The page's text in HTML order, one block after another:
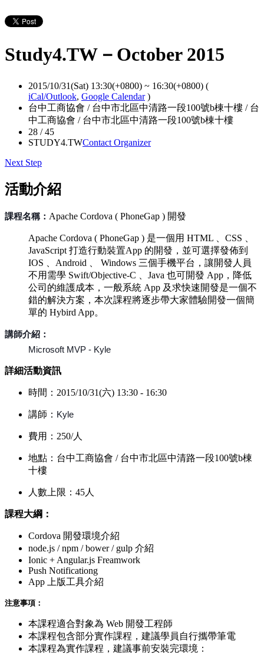
Study4.TW－October 2015
2015/10/31(Sat) 13:30(+0800) ~ 16:30(+0800) (
iCal/Outlook, Google Calendar)
台中工商協會 / 台中市北區中清路一段100號b棟十樓 / 台
中工商協會 / 台中市北區中清路一段100號b棟十樓
28 / 45
STUDY4.TWContact Organizer
Next Step
活動介紹
課程名稱： Apache Cordova ( PhoneGap ) 開發
Apache Cordova ( PhoneGap ) 是一個用 HTML 、CSS 、
JavaScript 打造行動裝置App 的開發，並可選擇發佈到
IOS 、Android 、 Windows 三個手機平台，讓開發人員
不用需學 Swift/Objective-C 、Java 也可開發 App，降低
公司的維護成本，一般系統 App 及求快速開發是一個不
錯的解決方案，本次課程將逐步帶大家體驗開發一個簡
單的 Hybird App。
講師介紹：
Microsoft MVP - Kyle
詳細活動資訊
時間：2015/10/31(六) 13:30 - 16:30
講師： Kyle
費用：250/人
地點：台中工商協會 / 台中市北區中清路一段100號b棟
十樓
人數上限：45人
課程大綱：
Cordova 開發環境介紹
node.js / npm / bower / gulp 介紹
Ionic + Angular.js Freamwork
Push Notificationg
App 上版工具介紹
注意事項：
本課程適合對象為 Web 開發工程師
本課程包含部分實作課程，建議學員自行攜帶筆電
本課程為實作課程，建議事前安裝完環境：